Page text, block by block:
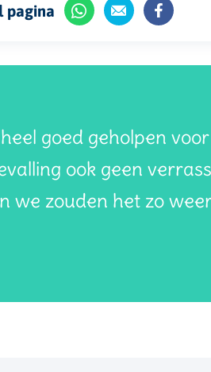
pagina
goed geholpen
ook geen
we zouden het zo